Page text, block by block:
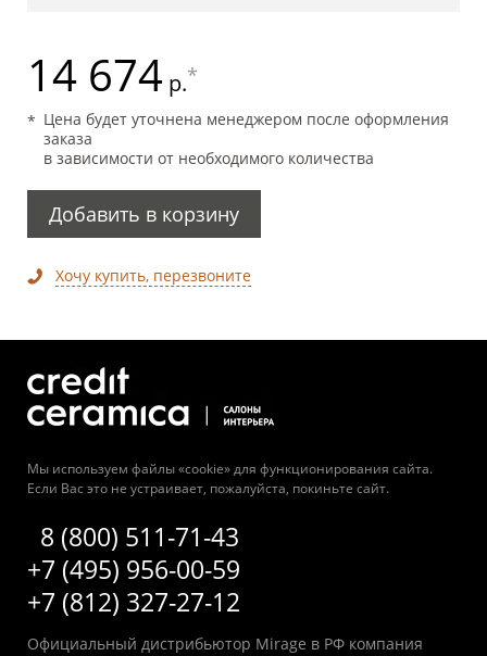
14 674 р.*
Цена будет уточнена менеджером после оформления
заказа
в зависимости от необходимого количества
Добавить в корзину
Хочу купить, перезвоните
Мы используем файлы «cookie» для функционирования сайта.
Если Вас это не устраивает, пожалуйста, покиньте сайт.
8 (800) 511-71-43
+7 (495) 956-00-59
+7 (812) 327-27-12
Официальный дистрибьютор Mirage в РФ компания